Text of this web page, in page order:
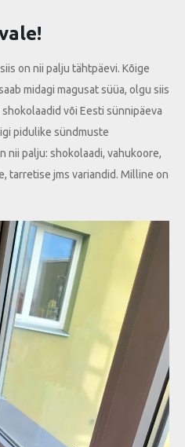
on nii palju tähtpäevi. Kõige
midagi magusat süüa, olgu siis
või Eesti sünnipäeva
pidulike sündmuste
nii palju: shokolaadi, vahukoore,
tarretise jms variandid. Milline on